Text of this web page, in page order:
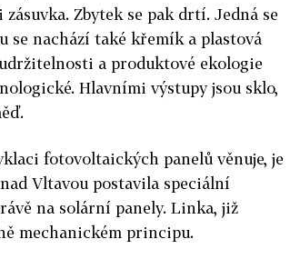
Zbytek se pak drtí. Jedná se
se nachází také křemík a plastová
a produktové ekologie
Hlavními výstupy jsou sklo,
fotovoltaických panelů věnuje, je
Vltavou postavila speciální
na solární panely. Linka, již
mechanickém principu.